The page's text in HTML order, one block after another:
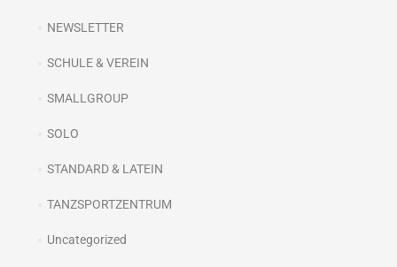
NEWSLETTER
SCHULE & VEREIN
SMALLGROUP
SOLO
STANDARD & LATEIN
TANZSPORTZENTRUM
Uncategorized